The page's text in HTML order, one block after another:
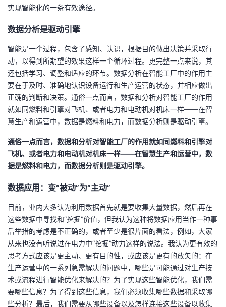
程
认
证
的
实
验
我
的
收
技
支
持
的
声
建
议
实现智能化的一条有效途径。
数据分析是驱动引擎
智能是一个过程，包含了感知、认识，根据目的做出决策并采取行
动，以得到所期望的效果这样一个循环过程。更完整一点来说，其
还包括学习、调整和适应的环节。数据分析在智能工厂中的作用主
要在于及时、准确地认识设备运行和生产运营的状态，并相应做出
正确的判断和决策。通俗一点而言，数据和分析对智能工厂的作用
就如同燃料和引擎对飞机、或者电力和电动机对机床一样——在智
慧生产和运营中，数据是燃料和电力，而数据分析则是驱动引擎。
通俗一点而言，数据和分析对智能工厂的作用就如同燃料和引擎对
飞机、或者电力和电动机对机床一样——在智慧生产和运营中，数
据是燃料和电力，而数据分析则是驱动引擎。
数据应用：变“被动”为“主动”
目前，业内大多认为利用数据首先就是要收集大量数据，然后再在
这些数据中寻找和“挖掘”价值，但我认为这种将数据应用当作一种事
后举措的考虑是不正确的，或者至少是很片面的看法，例如，大家
从来也没有听说过在电力中“挖掘”动力这样的说法。我认为更有效的
思考方式应该是更主动、更有目的性，或应该是更有的放矢的：在
生产运营中的一系列急需解决的问题中，哪些是可能通过对生产技
术或流程进行智能优化来解决的？为了实现这些智能优化，我们需
要哪些信息？为了得到这些信息，我们必须收集哪些数据和采取哪
些分析？最后，我们需要从哪些设备以及怎样连接这些设备以收集